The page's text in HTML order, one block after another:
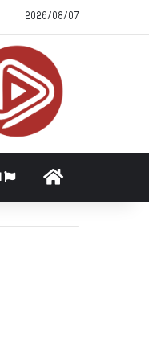
2026/08/07
الرئيسية